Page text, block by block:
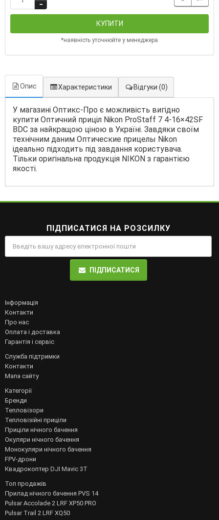
КУПИТИ
*наявність уточнюйте у менеджера
Опис Характеристики Відгуки (0)
У магазині Оптикс-Про є можливість вигідно
купити Оптичний приціл Nikon ProStaff 7 4-16×42SF
BDC за найкращою ціною в Україні. Завдяки своїм
технічним даним Оптические прицелы Nikon
ідеально підходить під завдання користувача.
Тільки оригінальна продукція NIKON з гарантією
якості.
ПІДПИСАТИСЯ НА РОЗСИЛКУ
ПІДПИСАТИСЯ
Інформація
Контакти
Про нас
Оплата і доставка
Гарантія і сервіс
Служба підтримки
Контакти
Мапа сайту
Категорії
Бренди
Тепловізори
Тепловізійні приціли
Приціли нічного бачення
Окуляри нічного бачення
Монокуляри нічного бачення
FPV-дрони
Квадрокоптер DJI Mavic 3T
Топ продажів
Прилад нічного бачення PVS 14
Pulsar Accolade 2 LRF XP50 PRO
Pulsar Trail 2 LRF XQ50